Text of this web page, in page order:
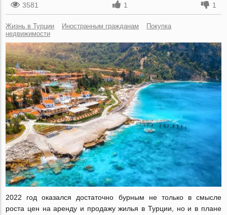
3581
1 1
Жизнь в Турции Иностранным гражданам
Покупка
недвижимости
2022 год оказался достаточно бурным не только в смысле
роста цен на аренду и продажу жилья в Турции, но и в плане